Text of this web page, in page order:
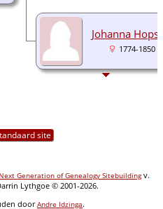
Johanna
1774-1850
site
Generation of Genealogy Sitebuildingv.
Lythgoe © 2001-2026.
doorAndre Idzinga.